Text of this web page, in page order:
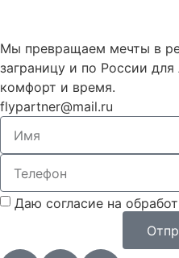
Мы превращаем мечты в
заграницу и по России
комфорт и время.
flypartner@mail.ru
Даю согласие на